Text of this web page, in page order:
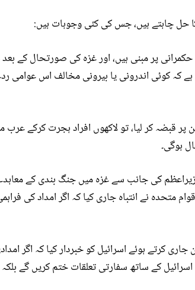
حل چاہتے ہیں، جس کی کئی وجوہات ہیں:
پر مبنی ہیں، اور غزہ کی صورتحال کے بعد
کہ کوئی اندرونی یا بیرونی مخالف اس عوامی
قبضہ کر لیا، تو لاکھوں افراد ہجرت کرکے عرب
ہوگی۔
وزیراعظم کی جانب سے غزہ میں جنگ بندی کے
متحدہ نے انتباہ جاری کیا کہ اگر امداد کی
کرتے ہوئے اسرائیل کو خبردار کیا کہ اگر
کے ساتھ سفارتی تعلقات ختم کریں گے بلکہ